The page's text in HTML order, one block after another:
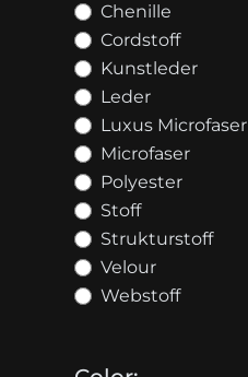
Chenille
Cordstoff
Kunstleder
Leder
Luxus Microfaser
Microfaser
Polyester
Stoff
Strukturstoff
Velour
Webstoff